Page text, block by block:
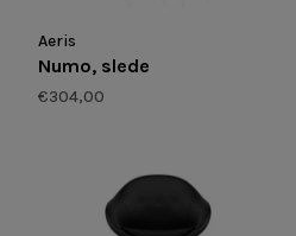
Aeris
Numo, slede
€304,00